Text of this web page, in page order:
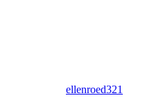
ellenroed321